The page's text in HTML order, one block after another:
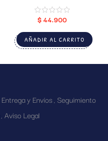
$44.900
AÑADIR AL CARRITO
Entrega y Envíos Seguimiento
Aviso Legal